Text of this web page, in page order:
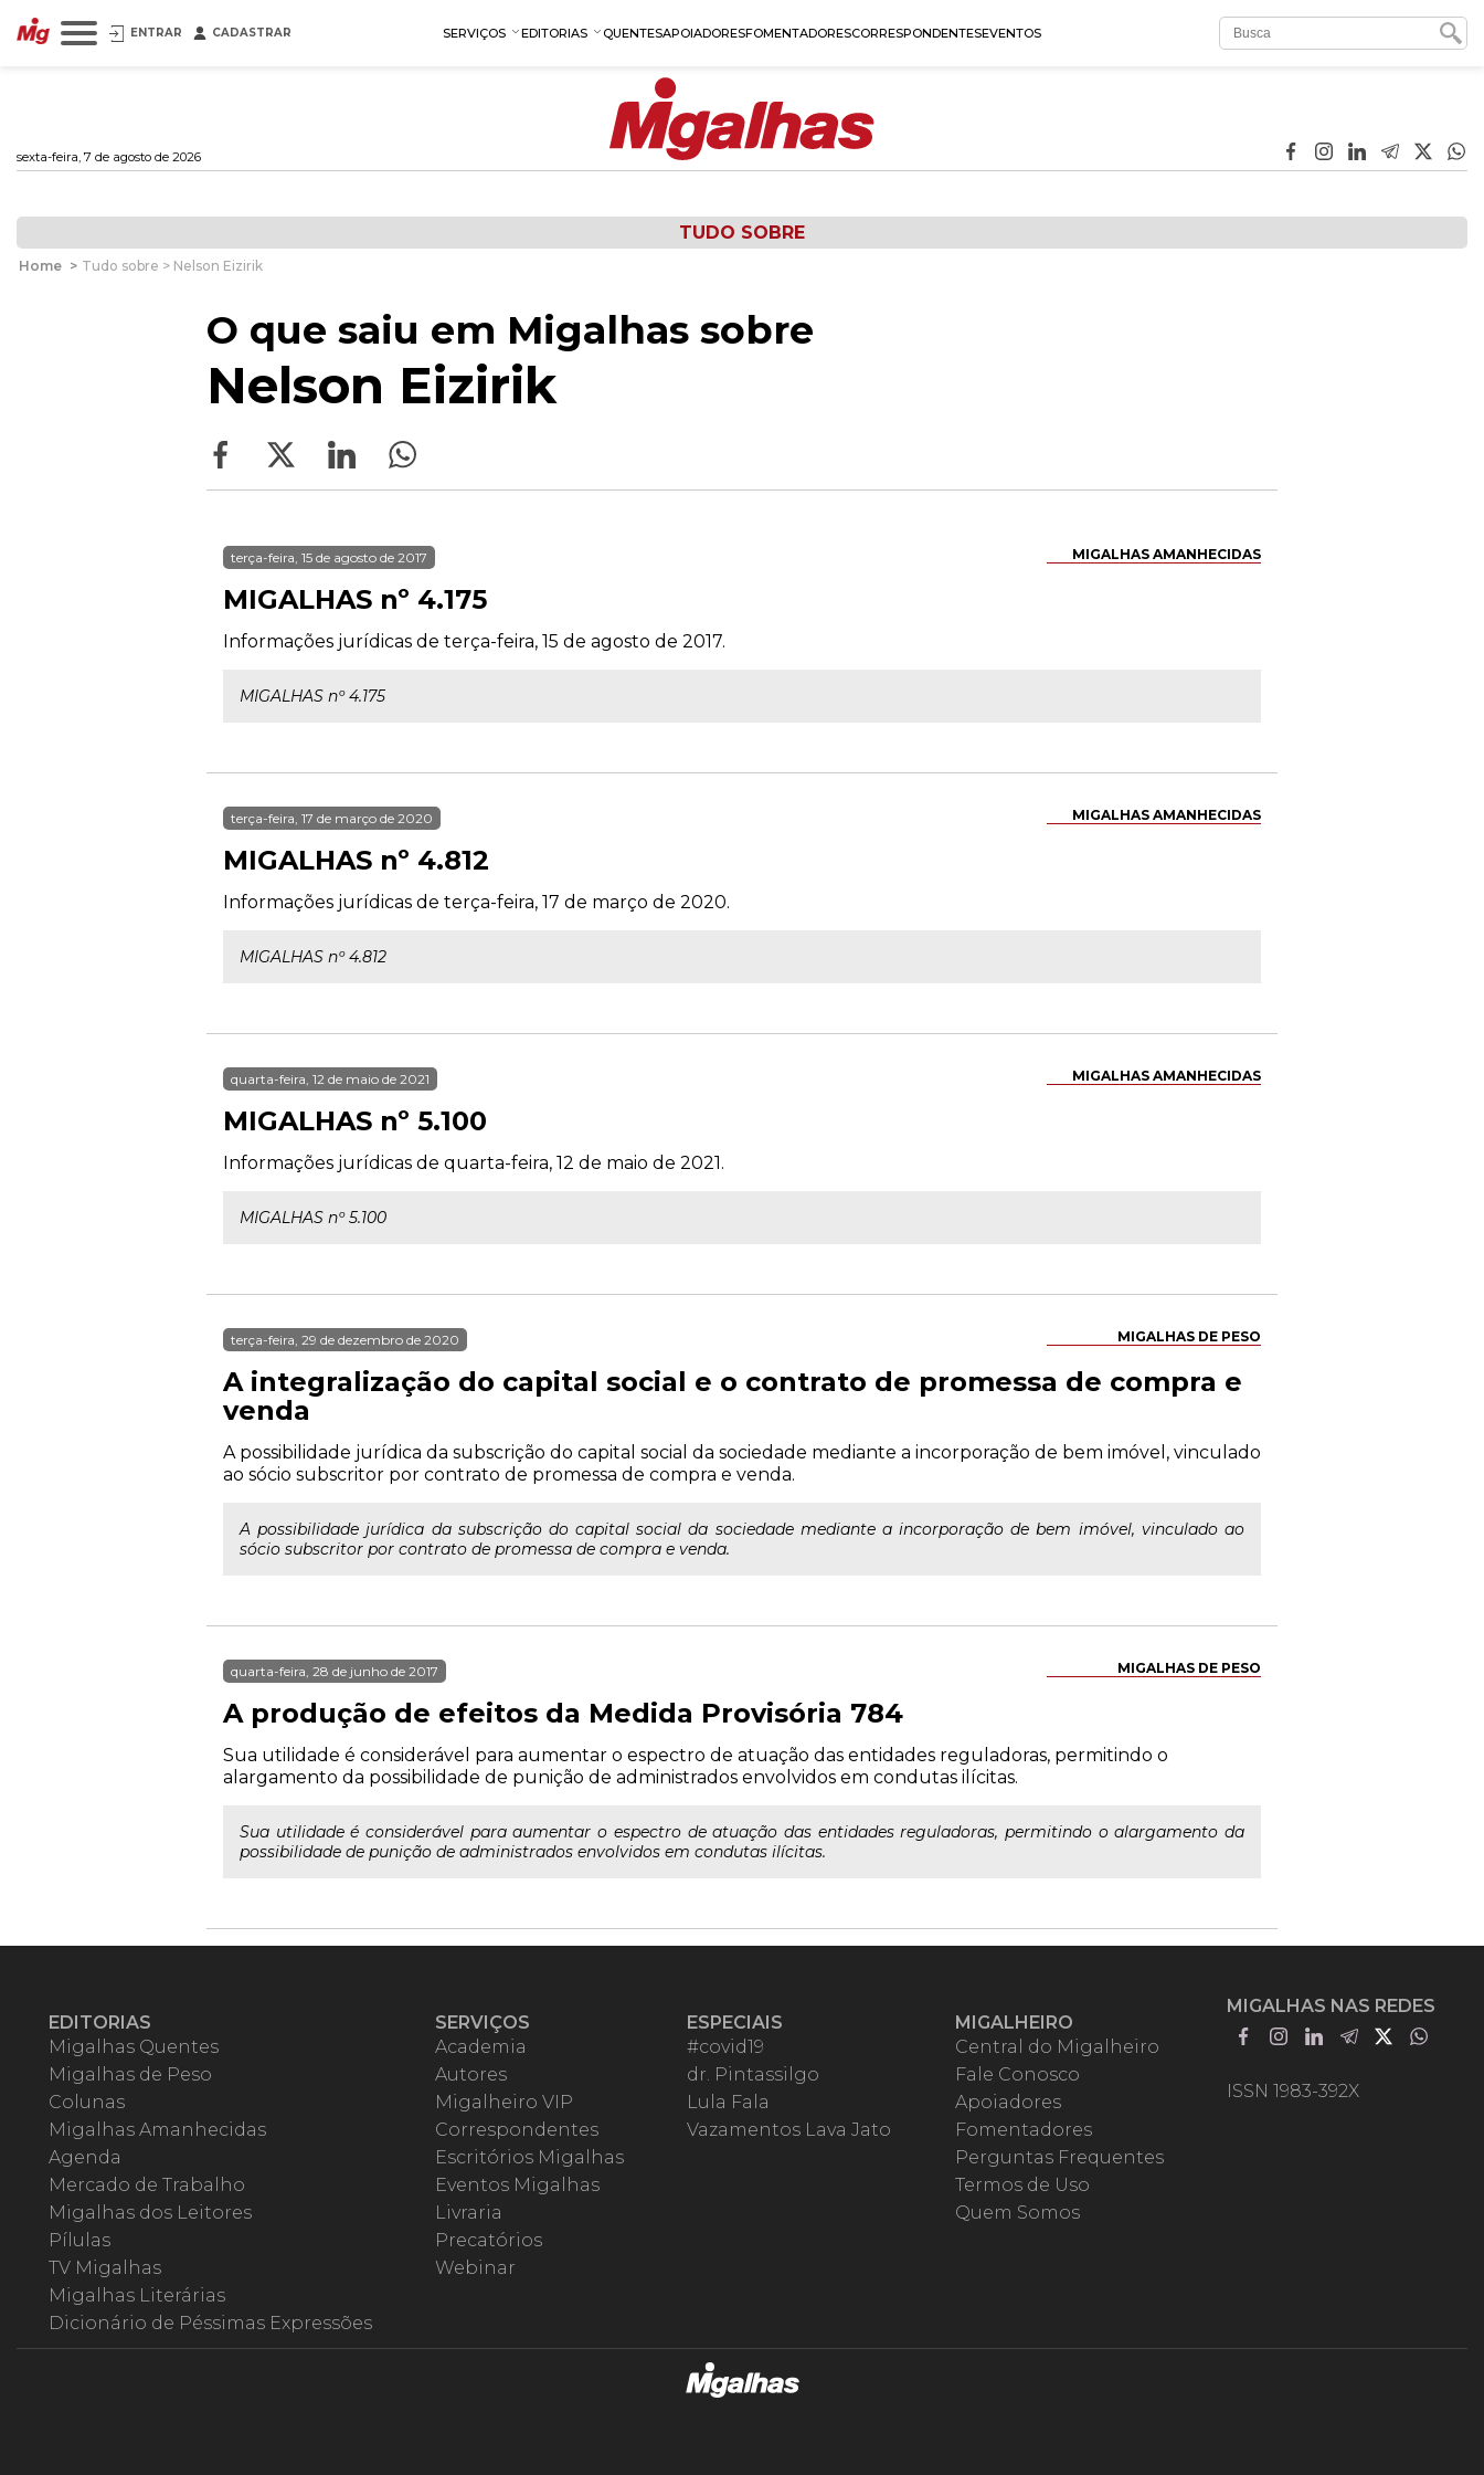
ENTRAR CADASTRAR SERVIÇOS EDITORIAS QUENTESAPOIADORESFOMENTADORESCORRESPONDENTESEVENTOS
sexta-feira, 7 de agosto de 2026
TUDO SOBRE
Home > Tudo sobre > Nelson Eizirik
O que saiu em Migalhas sobre
Nelson Eizirik
MIGALHAS AMANHECIDAS
terça-feira, 15 de agosto de 2017
MIGALHAS nº 4.175
Informações jurídicas de terça-feira, 15 de agosto de 2017.
MIGALHAS nº 4.175
MIGALHAS AMANHECIDAS
terça-feira, 17 de março de 2020
MIGALHAS nº 4.812
Informações jurídicas de terça-feira, 17 de março de 2020.
MIGALHAS nº 4.812
MIGALHAS AMANHECIDAS
quarta-feira, 12 de maio de 2021
MIGALHAS nº 5.100
Informações jurídicas de quarta-feira, 12 de maio de 2021.
MIGALHAS nº 5.100
MIGALHAS DE PESO
terça-feira, 29 de dezembro de 2020
A integralização do capital social e o contrato de promessa de compra e
venda
A possibilidade jurídica da subscrição do capital social da sociedade mediante a incorporação de bem imóvel, vinculado
ao sócio subscritor por contrato de promessa de compra e venda.
A possibilidade jurídica da subscrição do capital social da sociedade mediante a incorporação de bem imóvel, vinculado ao
sócio subscritor por contrato de promessa de compra e venda.
MIGALHAS DE PESO
quarta-feira, 28 de junho de 2017
A produção de efeitos da Medida Provisória 784
Sua utilidade é considerável para aumentar o espectro de atuação das entidades reguladoras, permitindo o
alargamento da possibilidade de punição de administrados envolvidos em condutas ilícitas.
Sua utilidade é considerável para aumentar o espectro de atuação das entidades reguladoras, permitindo o alargamento da
possibilidade de punição de administrados envolvidos em condutas ilícitas.
EDITORIAS
Migalhas Quentes
Migalhas de Peso
Colunas
Migalhas Amanhecidas
Agenda
Mercado de Trabalho
Migalhas dos Leitores
Pílulas
TV Migalhas
Migalhas Literárias
Dicionário de Péssimas Expressões
SERVIÇOS
Academia
Autores
Migalheiro VIP
Correspondentes
Escritórios Migalhas
Eventos Migalhas
Livraria
Precatórios
Webinar
ESPECIAIS
#covid19
dr. Pintassilgo
Lula Fala
Vazamentos Lava Jato
MIGALHEIRO
Central do Migalheiro
Fale Conosco
Apoiadores
Fomentadores
Perguntas Frequentes
Termos de Uso
Quem Somos
MIGALHAS NAS REDES
ISSN 1983-392X